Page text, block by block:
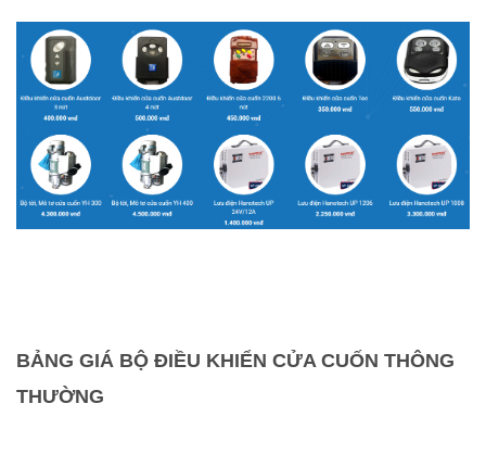
BẢNG GIÁ BỘ ĐIỀU KHIỂN CỬA CUỐN THÔNG
THƯỜNG